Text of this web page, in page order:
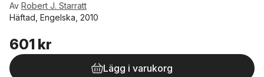
Av Robert J. Starratt
Häftad, Engelska, 2010
601 kr
Lägg i varukorg